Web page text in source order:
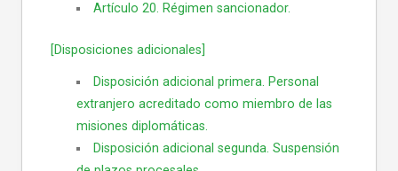
Artículo 20. Régimen sancionador.
[Disposiciones adicionales]
Disposición adicional primera. Personal
extranjero acreditado como miembro de las
misiones diplomáticas.
Disposición adicional segunda. Suspensión